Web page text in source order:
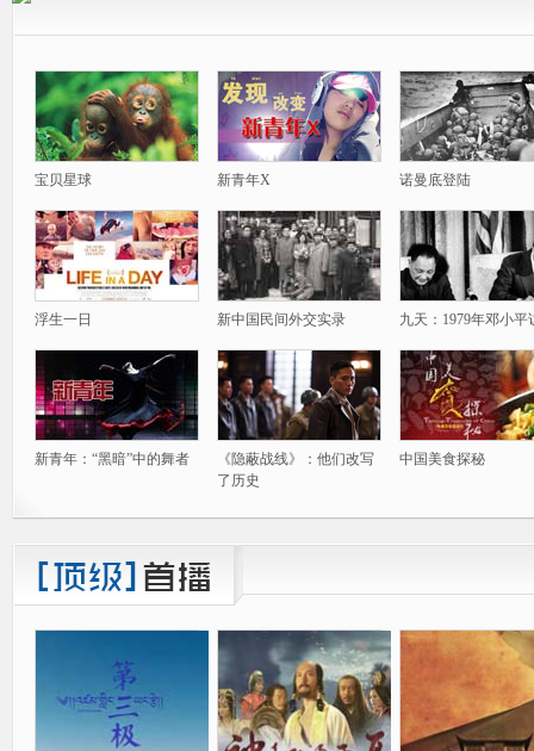
宝贝星球 新青年X 诺曼底登陆
浮生一日 新中国民间外交实录 九天：1979年邓小平
新青年：“黑暗”中的舞者
《隐蔽战线》：他们改写
了历史
中国美食探秘